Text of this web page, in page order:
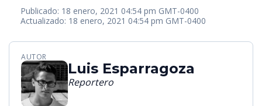
Publicado: 18 enero, 2021 04:54 pm GMT-0400
Actualizado: 18 enero, 2021 04:54 pm GMT-0400
AUTOR
Luis Esparragoza
Reportero